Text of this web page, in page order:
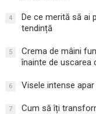
4
De ce merită să ai
tendință
5
Crema de mâini
înainte de uscarea
6 Visele intense
7 Cum să îți